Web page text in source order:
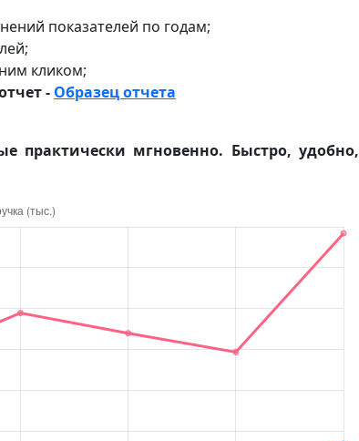
показателей по годам;
кликом;
- Образец отчета
практически мгновенно. Быстро, удобно,